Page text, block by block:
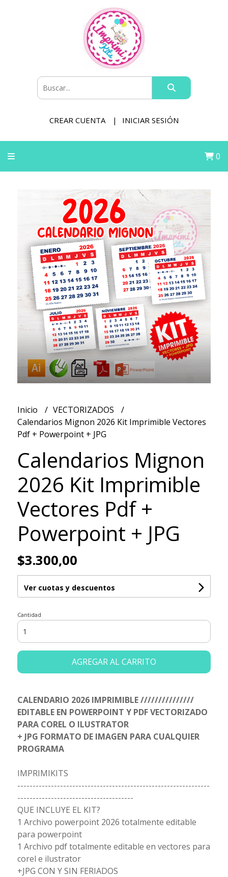
CREAR CUENTA INICIAR SESIÓN
0
Inicio
VECTORIZADOS
Calendarios Mignon 2026 Kit Imprimible Vectores
Pdf + Powerpoint + JPG
Calendarios Mignon
2026 Kit Imprimible
Vectores Pdf +
Powerpoint + JPG
$3.300,00
Ver cuotas y descuentos
Cantidad
AGREGAR AL CARRITO
CALENDARIO 2026 IMPRIMIBLE ///////////////
EDITABLE EN POWERPOINT Y PDF VECTORIZADO
PARA COREL O ILUSTRATOR
+ JPG FORMATO DE IMAGEN PARA CUALQUIER
PROGRAMA
IMPRIMIKITS
---------------------------------------------------------------
--------------------------------------
QUE INCLUYE EL KIT?
1 Archivo powerpoint 2026 totalmente editable
para powerpoint
1 Archivo pdf totalmente editable en vectores para
corel e ilustrator
+JPG CON Y SIN FERIADOS